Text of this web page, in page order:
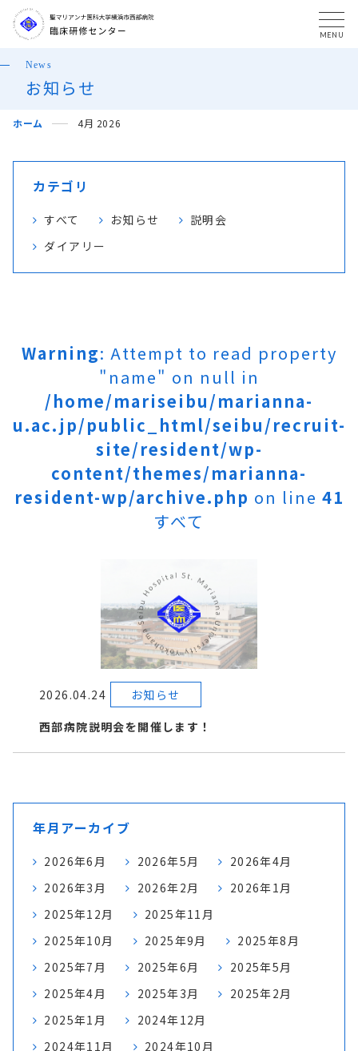
MENU
News
お知らせ
ホーム 4月 2026
カテゴリ
すべて お知らせ
説明会
ダイアリー
Warning: Attempt to read property
"name" on null in
/home/mariseibu/marianna-
u.ac.jp/public_html/seibu/recruit-
site/resident/wp-
content/themes/marianna-
resident-wp/archive.php on line 41
すべて
2026.04.24
お知らせ
西部病院説明会を開催します！
年月アーカイブ
2026年6月 2026年5月
2026年4月
2026年3月
2026年2月
2026年1月
2025年12月
2025年11月
2025年10月
2025年9月
2025年8月
2025年7月
2025年6月
2025年5月
2025年4月
2025年3月
2025年2月
2025年1月
2024年12月
2024年11月
2024年10月